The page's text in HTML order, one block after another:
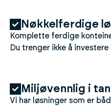
Nøkkelferdige
Komplette ferdige
Du trenger ikke å
Miljøvennlig i
Vi har løsninger som er